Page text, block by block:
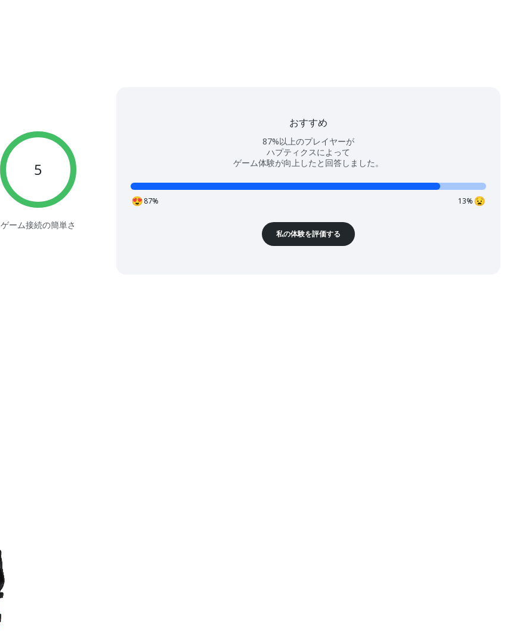
5
ゲーム接続の簡単さ
おすすめ
87%以上のプレイヤーが
ハプティクスによって
ゲーム体験が向上したと回答しました。
87% 13%
私の体験を評価する